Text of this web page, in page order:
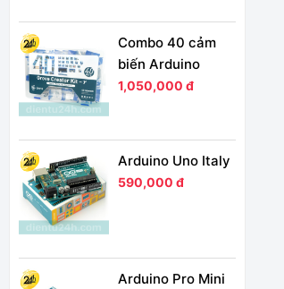
Combo 40 cảm
biến Arduino
1,050,000 đ
Arduino Uno Italy
590,000 đ
Arduino Pro Mini